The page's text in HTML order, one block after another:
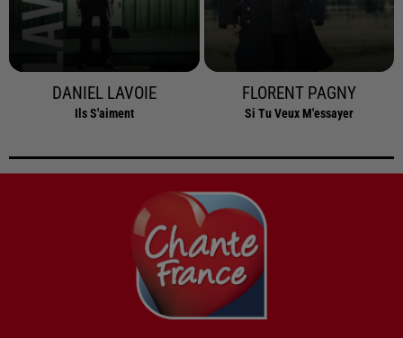
DANIEL LAVOIE
Ils S'aiment
FLORENT PAGNY
Si Tu Veux M'essayer